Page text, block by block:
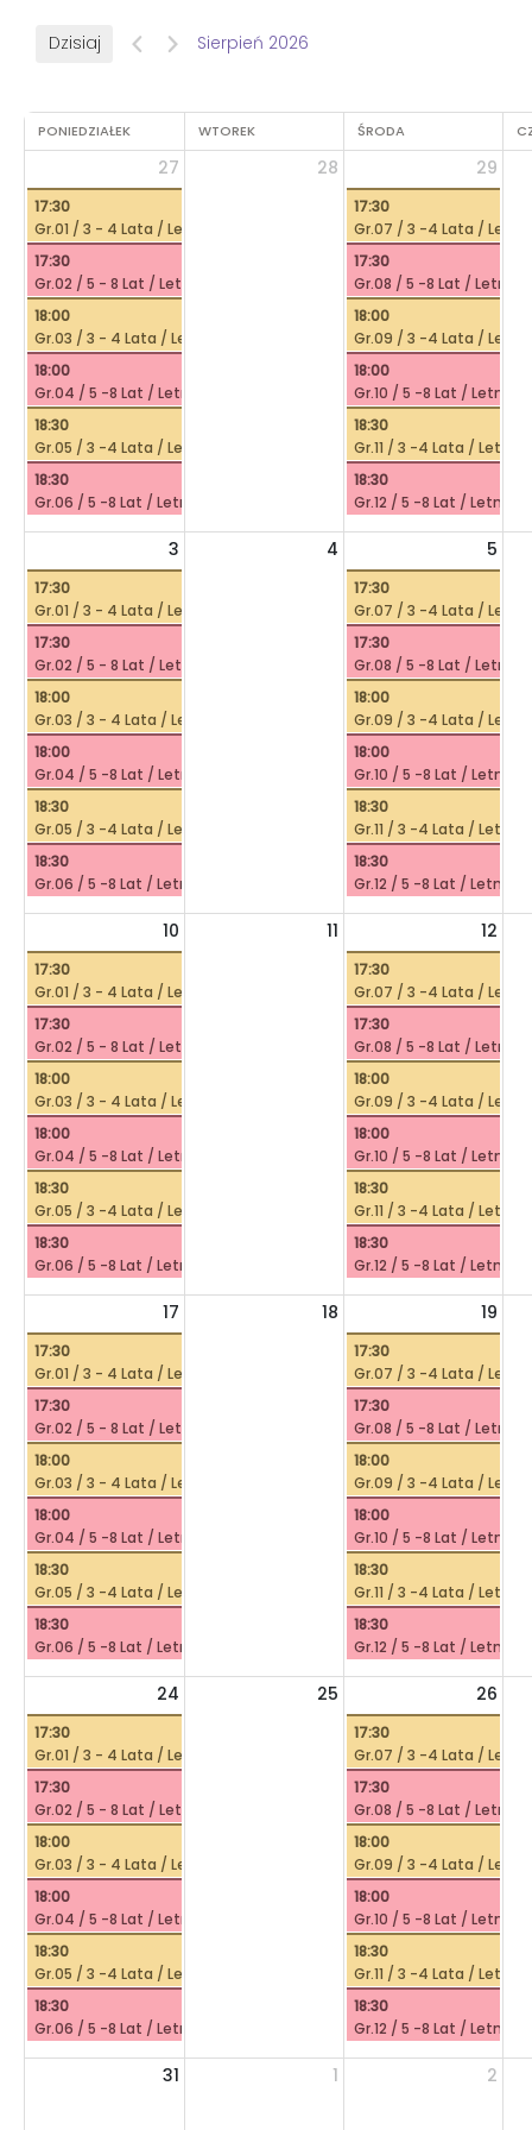
Dzisiaj Sierpień 2026
PONIEDZIAŁEK WTOREK ŚRODA
27
17:30
Gr.01 / 3 - 4 Lata / Letni Plusk /
17:30
Gr.02 / 5 - 8 Lat / Letni Plusk /
18:00
Gr.03 / 3 - 4 Lata / Letni Plusk /
18:00
Gr.04 / 5 -8 Lat / Letni Plusk /
18:30
Gr.05 / 3 -4 Lata / Letni Plusk /
18:30
Gr.06 / 5 -8 Lat / Letni Plusk /
28 29
17:30
Gr.07 / 3 -4 Lata / Letni
17:30
Gr.08 / 5 -8 Lat / Letni
18:00
Gr.09 / 3 -4 Lata / Letni
18:00
Gr.10 / 5 -8 Lat / Letni
18:30
Gr.11 / 3 -4 Lata / Letni
18:30
Gr.12 / 5 -8 Lat / Letni
3
17:30
Gr.01 / 3 - 4 Lata / Letni Plusk /
17:30
Gr.02 / 5 - 8 Lat / Letni Plusk /
18:00
Gr.03 / 3 - 4 Lata / Letni Plusk /
18:00
Gr.04 / 5 -8 Lat / Letni Plusk /
18:30
Gr.05 / 3 -4 Lata / Letni Plusk /
18:30
Gr.06 / 5 -8 Lat / Letni Plusk /
4 5
17:30
Gr.07 / 3 -4 Lata / Letni
17:30
Gr.08 / 5 -8 Lat / Letni
18:00
Gr.09 / 3 -4 Lata / Letni
18:00
Gr.10 / 5 -8 Lat / Letni
18:30
Gr.11 / 3 -4 Lata / Letni
18:30
Gr.12 / 5 -8 Lat / Letni
10
17:30
Gr.01 / 3 - 4 Lata / Letni Plusk /
17:30
Gr.02 / 5 - 8 Lat / Letni Plusk /
18:00
Gr.03 / 3 - 4 Lata / Letni Plusk /
18:00
Gr.04 / 5 -8 Lat / Letni Plusk /
18:30
Gr.05 / 3 -4 Lata / Letni Plusk /
18:30
Gr.06 / 5 -8 Lat / Letni Plusk /
11 12
17:30
Gr.07 / 3 -4 Lata / Letni
17:30
Gr.08 / 5 -8 Lat / Letni
18:00
Gr.09 / 3 -4 Lata / Letni
18:00
Gr.10 / 5 -8 Lat / Letni
18:30
Gr.11 / 3 -4 Lata / Letni
18:30
Gr.12 / 5 -8 Lat / Letni
17
17:30
Gr.01 / 3 - 4 Lata / Letni Plusk /
17:30
Gr.02 / 5 - 8 Lat / Letni Plusk /
18:00
Gr.03 / 3 - 4 Lata / Letni Plusk /
18:00
Gr.04 / 5 -8 Lat / Letni Plusk /
18:30
Gr.05 / 3 -4 Lata / Letni Plusk /
18:30
Gr.06 / 5 -8 Lat / Letni Plusk /
18 19
17:30
Gr.07 / 3 -4 Lata / Letni
17:30
Gr.08 / 5 -8 Lat / Letni
18:00
Gr.09 / 3 -4 Lata / Letni
18:00
Gr.10 / 5 -8 Lat / Letni
18:30
Gr.11 / 3 -4 Lata / Letni
18:30
Gr.12 / 5 -8 Lat / Letni
24
17:30
Gr.01 / 3 - 4 Lata / Letni Plusk /
17:30
Gr.02 / 5 - 8 Lat / Letni Plusk /
18:00
Gr.03 / 3 - 4 Lata / Letni Plusk /
18:00
Gr.04 / 5 -8 Lat / Letni Plusk /
18:30
Gr.05 / 3 -4 Lata / Letni Plusk /
18:30
Gr.06 / 5 -8 Lat / Letni Plusk /
25 26
17:30
Gr.07 / 3 -4 Lata / Letni
17:30
Gr.08 / 5 -8 Lat / Letni
18:00
Gr.09 / 3 -4 Lata / Letni
18:00
Gr.10 / 5 -8 Lat / Letni
18:30
Gr.11 / 3 -4 Lata / Letni
18:30
Gr.12 / 5 -8 Lat / Letni
31 1 2